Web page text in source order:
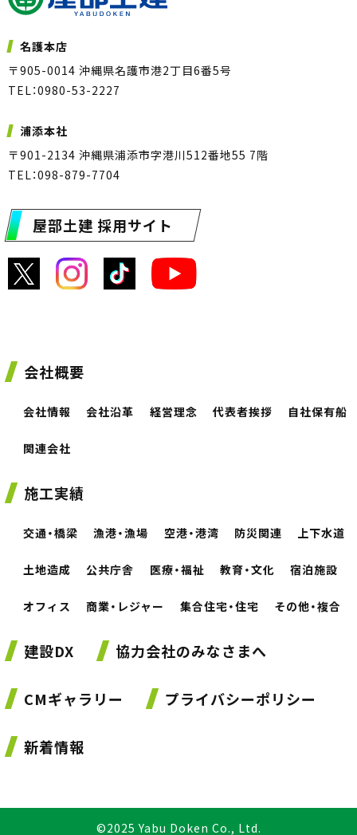
名護本店
〒905-0014 沖縄県名護市港2丁目6番5号
TEL：0980-53-2227
浦添本社
〒901-2134 沖縄県浦添市字港川512番地55 7階
TEL：098-879-7704
屋部土建 採用サイト
会社概要
会社情報 会社沿革 経営理念 代表者挨拶 自社保有船
関連会社
施工実績
交通・橋梁 漁港・漁場 空港・港湾 防災関連 上下水道
土地造成 公共庁舎 医療・福祉 教育・文化 宿泊施設
オフィス 商業・レジャー 集合住宅・住宅 その他・複合
建設DX 協力会社のみなさまへ
CMギャラリー プライバシーポリシー
新着情報
©2025 Yabu Doken Co., Ltd.